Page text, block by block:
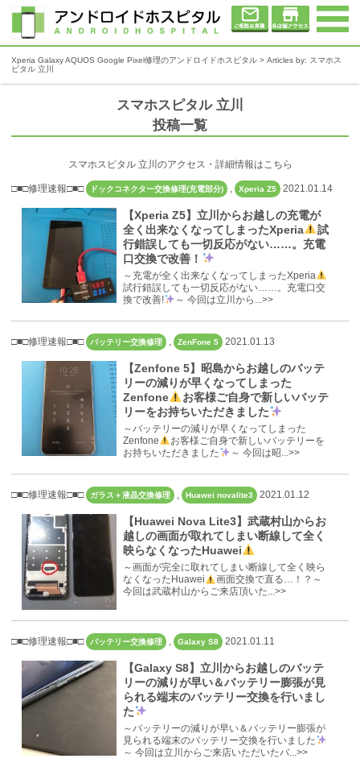
Xperia Galaxy AQUOS Google Pixel修理のアンドロイドホスピタル > Articles by: スマホス
ピタル 立川
スマホスピタル 立川
投稿一覧
スマホスピタル 立川のアクセス・詳細情報はこちら
□■□修理速報□■□ ドックコネクター交換修理(充電部分) Xperia Z5 2021.01.14
【Xperia Z5】立川からお越しの充電が
全く出来なくなってしまったXperia
試
行錯誤しても一切反応がない……。充電
口交換で改善！
～充電が全く出来なくなってしまったXperia
試行錯誤しても一切反応がない……。充電口交
換で改善!
～ 今回は立川から...>>
□■□修理速報□■□ バッテリー交換修理 , ZenFone 5 2021.01.13
【Zenfone 5】昭島からお越しのバッテ
リーの減りが早くなってしまった
Zenfone
お客様ご自身で新しいバッテ
リーをお持ちいただきました
～バッテリーの減りが早くなってしまった
Zenfone
お客様ご自身で新しいバッテリーを
お持ちいただきました
～ 今回は昭...>>
□■□修理速報□■□ ガラス＋液晶交換修理 , Huawei novalite3 2021.01.12
【Huawei Nova Lite3】武蔵村山からお
越しの画面が取れてしまい断線して全く
映らなくなったHuawei
～画面が完全に取れてしまい断線して全く映ら
なくなったHuawei
画面交換で直る…！？～
今回は武蔵村山からご来店頂いた...>>
□■□修理速報□■□ バッテリー交換修理 Galaxy S8 2021.01.11
【Galaxy S8】立川からお越しのバッテ
リーの減りが早い＆バッテリー膨張が見
られる端末のバッテリー交換を行いまし
た
～バッテリーの減りが早い＆バッテリー膨張が
見られる端末のバッテリー交換を行いました
～ 今回は立川からご来店いただいたバ...>>